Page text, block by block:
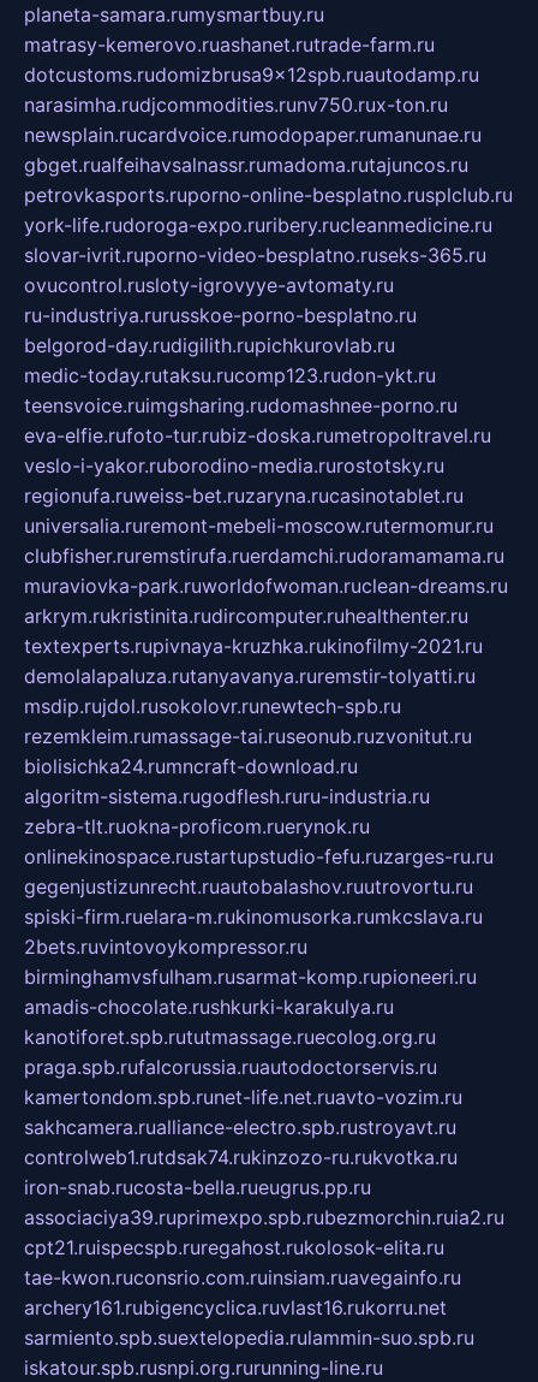
planeta-samara.rumysmartbuy.ru
matrasy-kemerovo.ruashanet.rutrade-farm.ru
dotcustoms.rudomizbrusa9x12spb.ruautodamp.ru
narasimha.rudjcommodities.runv750.rux-ton.ru
newsplain.rucardvoice.rumodopaper.rumanunae.ru
gbget.rualfeihavsalnassr.rumadoma.rutajuncos.ru
petrovkasports.ruporno-online-besplatno.rusplclub.ru
york-life.rudoroga-expo.ruribery.rucleanmedicine.ru
slovar-ivrit.ruporno-video-besplatno.ruseks-365.ru
ovucontrol.rusloty-igrovyye-avtomaty.ru
ru-industriya.rurusskoe-porno-besplatno.ru
belgorod-day.rudigilith.rupichkurovlab.ru
medic-today.rutaksu.rucomp123.rudon-ykt.ru
teensvoice.ruimgsharing.rudomashnee-porno.ru
eva-elfie.rufoto-tur.rubiz-doska.rumetropoltravel.ru
veslo-i-yakor.ruborodino-media.rurostotsky.ru
regionufa.ruweiss-bet.ruzaryna.rucasinotablet.ru
universalia.ruremont-mebeli-moscow.rutermomur.ru
clubfisher.ruremstirufa.ruerdamchi.rudoramamama.ru
muraviovka-park.ruworldofwoman.ruclean-dreams.ru
arkrym.rukristinita.rudircomputer.ruhealthenter.ru
textexperts.rupivnaya-kruzhka.rukinofilmy-2021.ru
demolalapaluza.rutanyavanya.ruremstir-tolyatti.ru
msdip.rujdol.rusokolovr.runewtech-spb.ru
rezemkleim.rumassage-tai.ruseonub.ruzvonitut.ru
biolisichka24.rumncraft-download.ru
algoritm-sistema.rugodflesh.ruru-industria.ru
zebra-tlt.ruokna-proficom.ruerynok.ru
onlinekinospace.rustartupstudio-fefu.ruzarges-ru.ru
gegenjustizunrecht.ruautobalashov.ruutrovortu.ru
spiski-firm.ruelara-m.rukinomusorka.rumkcslava.ru
2bets.ruvintovoykompressor.ru
birminghamvsfulham.rusarmat-komp.rupioneeri.ru
amadis-chocolate.rushkurki-karakulya.ru
kanotiforet.spb.rututmassage.ruecolog.org.ru
praga.spb.rufalcorussia.ruautodoctorservis.ru
kamertondom.spb.runet-life.net.ruavto-vozim.ru
sakhcamera.rualliance-electro.spb.rustroyavt.ru
controlweb1.rutdsak74.rukinzozo-ru.rukvotka.ru
iron-snab.rucosta-bella.rueugrus.pp.ru
associaciya39.ruprimexpo.spb.rubezmorchin.ruia2.ru
cpt21.ruispecspb.ruregahost.rukolosok-elita.ru
tae-kwon.ruconsrio.com.ruinsiam.ruavegainfo.ru
archery161.rubigencyclica.ruvlast16.rukorru.net
sarmiento.spb.suextelopedia.rulammin-suo.spb.ru
iskatour.spb.rusnpi.org.rurunning-line.ru